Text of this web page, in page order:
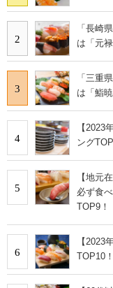
2
「長崎
は「元
3
「三重
は「鮨
4
【2023
ング
5
【地元
必ず食
TOP9！
6
【2023
TOP10